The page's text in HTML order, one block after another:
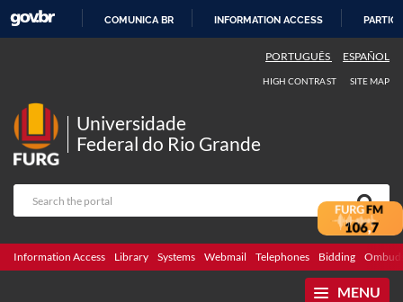
COMUNICA BR INFORMATION ACCESS
PORTUGUÊS ESPAÑOL
HIGH CONTRAST SITE MAP
Universidade
Federal do Rio Grande
Information Access Library Systems Webmail Telephones Bidding
MENU